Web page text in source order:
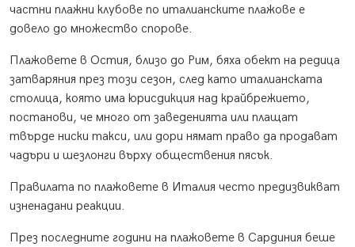
частни плажни клубове по италианските плажове е
довело до множество спорове.
Плажовете в Остия, близо до Рим, бяха обект на редица
затваряния през този сезон, след като италианската
столица, която има юрисдикция над крайбрежието,
постанови, че много от заведенията или плащат
твърде ниски такси, или дори нямат право да продават
чадъри и шезлонги върху обществения пясък.
Правилата по плажовете в Италия често предизвикват
изненадани реакции.
През последните години на плажовете в Сардиния беше